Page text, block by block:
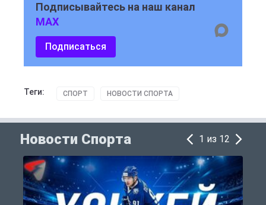
Подписывайтесь на наш канал
MAX
Подписаться
Теги: СПОРТ НОВОСТИ СПОРТА
Новости Спорта 1 из 12